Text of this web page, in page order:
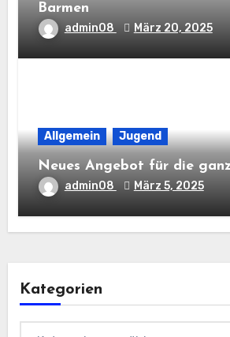
Barmen
admin08 März 20, 2025
Allgemein Jugend
Neues Angebot für die
admin08 März 5, 2025
Kategorien